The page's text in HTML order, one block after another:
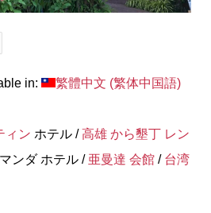
in: 繁體中文 (繁体中国語)
ィン ホテル /高雄 から墾丁 レン
ンダ ホテル / 亜曼達 会館/ 台湾